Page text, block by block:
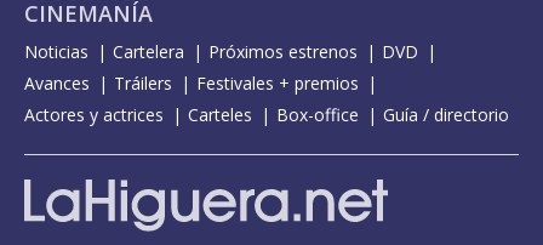
CINEMANÍA
Noticias Cartelera Próximos estrenos
DVD
Avances
Tráilers
Festivales + premios
Actores y actrices
Carteles Box-office Guía / directorio